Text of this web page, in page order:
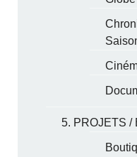
5. PROJETS /